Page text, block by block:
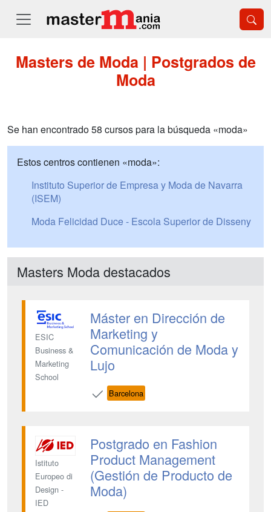
Masters de Moda | Postgrados de
Moda
Se han encontrado 58 cursos para la búsqueda «moda»
Estos centros contienen «moda»:
Instituto Superior de Empresa y Moda de Navarra
(ISEM)
Moda Felicidad Duce - Escola Superior de Disseny
Masters Moda destacados
ESIC
Business &
Marketing
School
Máster en Dirección de
Marketing y
Comunicación de Moda y
Lujo
Barcelona
Istituto
Europeo di
Design -
IED
Postgrado en Fashion
Product Management
(Gestión de Producto de
Moda)